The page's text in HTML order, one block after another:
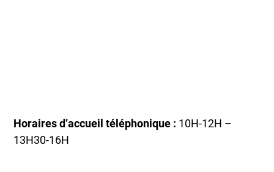
Horaires d’accueil téléphonique : 10H-12H –
13H30-16H